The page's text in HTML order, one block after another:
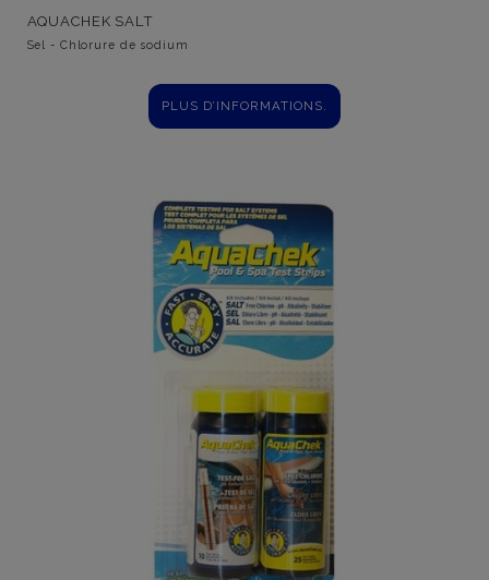
AQUACHEK SALT
Sel - Chlorure de sodium
PLUS D’INFORMATIONS.